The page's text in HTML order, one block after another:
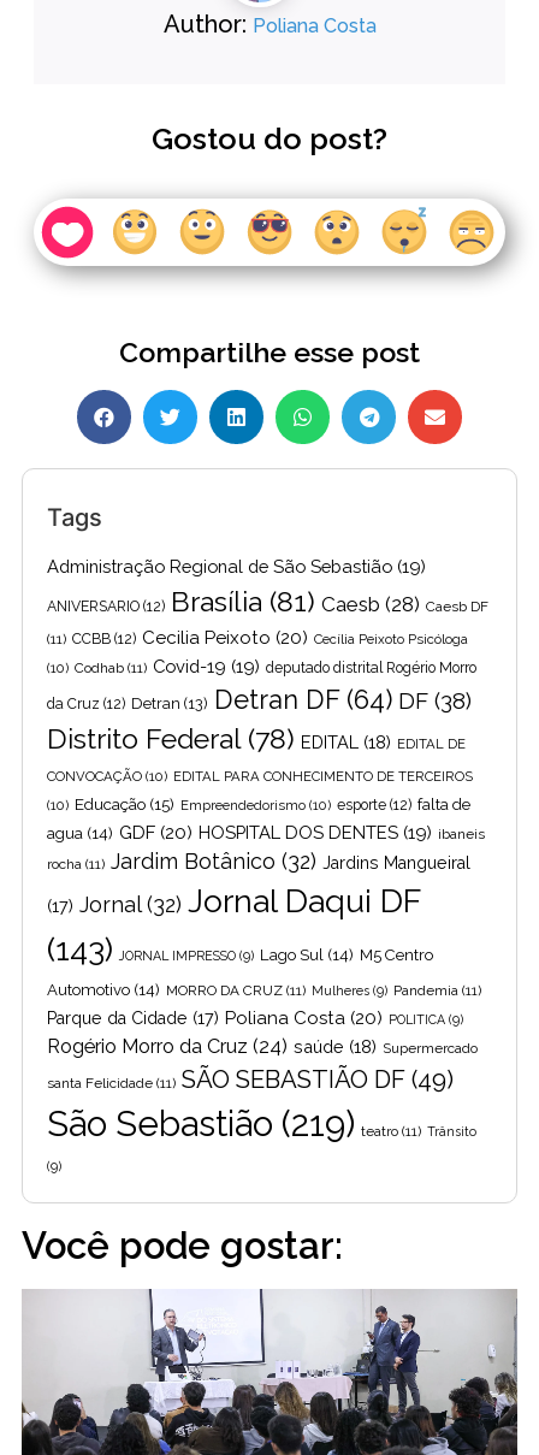
Author: Poliana Costa
Gostou do post?
Compartilhe esse post
Tags
Administração Regional de São Sebastião (19)
ANIVERSARIO (12) Brasília (81) Caesb (28) Caesb DF
(11) CCBB (12) Cecilia Peixoto (20) Cecília Peixoto Psicóloga
(10) Codhab (11) Covid-19 (19) deputado distrital Rogério Morro
da Cruz (12) Detran (13) Detran DF(64) DF (38)
Distrito Federal(78) EDITAL (18) EDITAL DE
CONVOCAÇÃO (10) EDITAL PARA CONHECIMENTO DE TERCEIROS
(10) Educação (15) Empreendedorismo (10) esporte (12) falta de
agua (14) GDF (20) HOSPITAL DOS DENTES (19) ibaneis
rocha (11) Jardim Botânico (32) Jardins Mangueiral
(17) Jornal(32) Jornal Daqui DF
(143)
JORNAL IMPRESSO (9) Lago Sul (14) M5 Centro
Automotivo (14) MORRO DA CRUZ (11) Mulheres (9) Pandemia (11)
Parque da Cidade (17) Poliana Costa (20) POLITICA (9)
Rogério Morro da Cruz (24) saúde (18) Supermercado
santa Felicidade (11) SÃO SEBASTIÃO DF (49)
São Sebastião (219) teatro (11) Trânsito
(9)
Você pode gostar: